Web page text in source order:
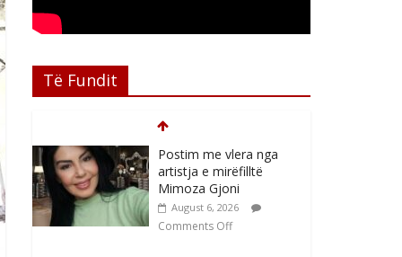
Të Fundit
Postim me vlera nga
artistja e mirëfilltë
Mimoza Gjoni
August 6, 2026
Comments Off